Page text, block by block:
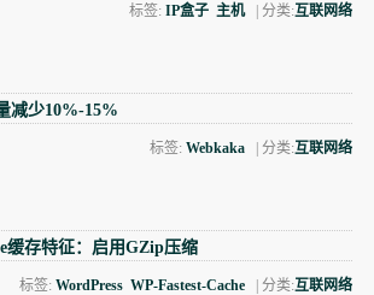
标签:IP盒子 主机| 分类:互联网络
减少10%-15%
标签:Webkaka | 分类:互联网络
缓存特征：启用GZip压缩
标签:WordPress WP-Fastest-Cache | 分类:互联网络